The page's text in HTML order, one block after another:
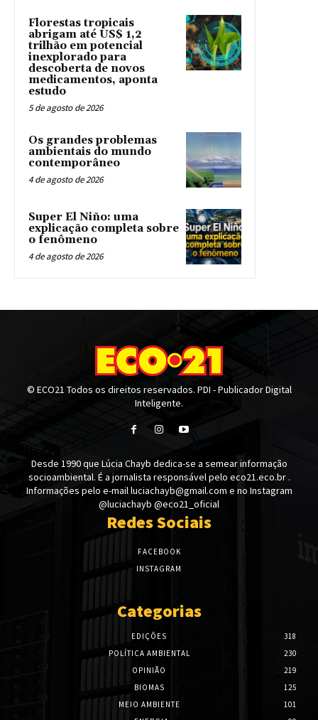
Florestas tropicais
abrigam até US$ 1,2
trilhão em potencial
inexplorado para
descoberta de novos
medicamentos, aponta
estudo
5 de agosto de 2026
Os grandes problemas
ambientais do mundo
contemporâneo
4 de agosto de 2026
Super El Niño: uma
explicação completa sobre
o fenômeno
4 de agosto de 2026
© ECO21 Todos os direitos reservados. PDI - Publicador Digital
Inteligente.
Desde 1990 que Lúcia Chayb dedica-se a semear informação
socioambiental. É a jornalista responsável pelo eco21.eco.br .
Informações pelo e-mail luciachayb@gmail.com e no Instagram
@luciachayb @eco21_oficial
Redes Sociais
FACEBOOK
INSTAGRAM
Categorias
EDIÇÕES
318
POLÍTICA AMBIENTAL
230
OPINIÃO
219
BIOMAS
125
MEIO AMBIENTE
101